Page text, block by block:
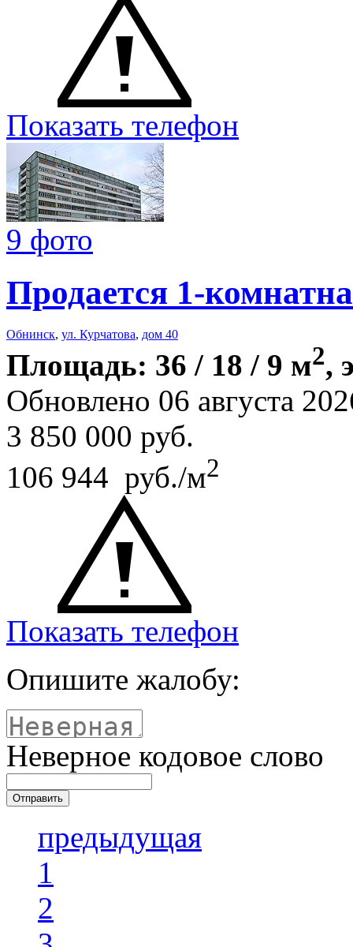
Показать телефон
9 фото
Продается 1-
Обнинск, ул. Курчатова, дом 40
Площадь: 36 / 18 / 9 м2,
Обновлено 06 августа
3 850 000 руб.
106 944 руб./м2
Показать телефон
Опишите жалобу:
Неверное кодовое слово
предыдущая
1
2